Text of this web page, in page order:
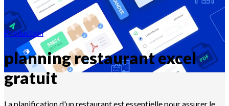
Production
planning restaurant excel
gratuit
La planification d'un restaurant est essentielle pour assurer le